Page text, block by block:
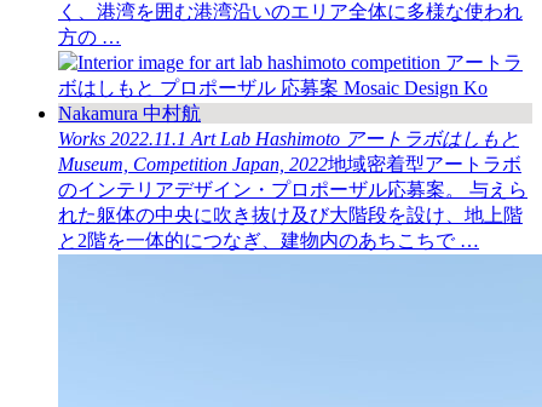
く、港湾を囲む港湾沿いのエリア全体に多様な使われ
方の …
Works 2022.11.1 Art Lab Hashimoto アートラボはしもと
Museum, Competition Japan, 2022地域密着型アートラボ
のインテリアデザイン・プロポーザル応募案。 与えら
れた躯体の中央に吹き抜け及び大階段を設け、地上階
と2階を一体的につなぎ、建物内のあちこちで …